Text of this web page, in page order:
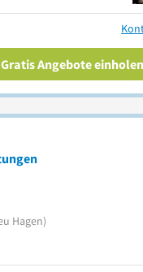
Gratis Angebote einholen
Hagen)